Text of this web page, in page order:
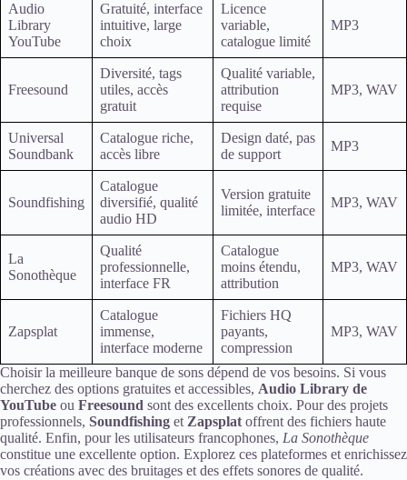
Audio
Library
YouTube
Gratuité, interface
intuitive, large
choix
Licence
variable,
catalogue limité
MP3
Freesound
Diversité, tags
utiles, accès
gratuit
Qualité variable,
attribution
requise
MP3, WAV
Universal
Soundbank
Catalogue riche,
accès libre
Design daté, pas
de support
MP3
Soundfishing
Catalogue
diversifié, qualité
audio HD
Version gratuite
limitée, interface
MP3, WAV
La
Sonothèque
Qualité
professionnelle,
interface FR
Catalogue
moins étendu,
attribution
MP3, WAV
Zapsplat
Catalogue
immense,
interface moderne
Fichiers HQ
payants,
compression
MP3, WAV
Choisir la meilleure banque de sons dépend de vos besoins. Si vous
cherchez des options gratuites et accessibles, Audio Library de
YouTube ou Freesound sont des excellents choix. Pour des projets
professionnels, Soundfishing et Zapsplat offrent des fichiers haute
qualité. Enfin, pour les utilisateurs francophones, La Sonothèque
constitue une excellente option. Explorez ces plateformes et enrichissez
vos créations avec des bruitages et des effets sonores de qualité.